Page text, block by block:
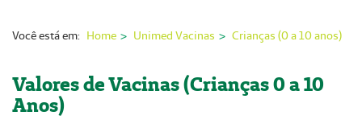
Imprensa
Você está em: Home Unimed Vacinas Crianças (0 a 10 anos)
Valores de Vacinas (Crianças 0 a 10
Anos)